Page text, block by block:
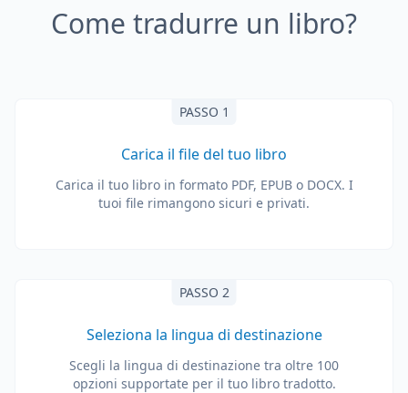
Come tradurre un libro?
PASSO 1
Carica il file del tuo libro
Carica il tuo libro in formato PDF, EPUB o DOCX. I
tuoi file rimangono sicuri e privati.
PASSO 2
Seleziona la lingua di destinazione
Scegli la lingua di destinazione tra oltre 100
opzioni supportate per il tuo libro tradotto.